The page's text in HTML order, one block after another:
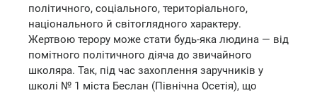
політичного, соціального, територіального,
національного й світоглядного характеру.
Жертвою терору може стати будь-яка людина — від
помітного політичного діяча до звичайного
школяра. Так, під час захоплення заручників у
школі № 1 міста Беслан (Північна Осетія), що